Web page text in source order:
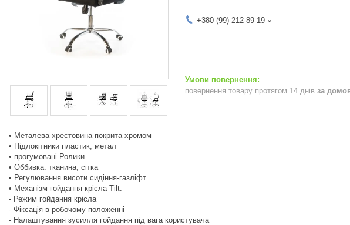
+380 (99) 212-89-19
повернення товару протягом 14 днів за
• Металева хрестовина покрита хромом
• Підлокітники пластик, метал
• прогумовані Ролики
• Оббивка: тканина, сітка
• Регулювання висоти сидіння-газліфт
• Механізм гойдання крісла Tilt:
- Режим гойдання крісла
- Фіксація в робочому положенні
- Налаштування зусилля гойдання під вага користувача